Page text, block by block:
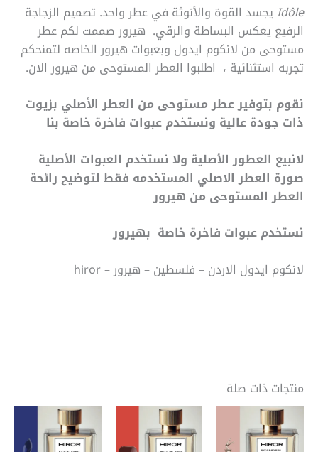
Idôleيجسد القوة والأنوثة في عطر واحد. تصميم الزجاجة
الرفيع يعكس البساطة والرقي. هيرور صممت لكم عطر
مستوحى من لانكوم ايدول وبعبوات هيرور الخاصه لتمنحكم
تجربه استثنائية ، اطلبوا العطر المستوحى من هيرور الان.
نقوم بتوفير عطر مستوحى من العطر الأصلي بزيوت
ذات جودة عالية ونستخدم عبوات فاخرة خاصة بنا
لانبيع العطور الأصلية ولا نستخدم العبوات الأصلية
صورة العطر الاصلي المستخدمه فقط لتوضيح رائحة
العطر المستوحى من هيرور
نستخدم عبوات فاخرة خاصة بهيرور
لانكوم ايدول الاردن – فلسطين – هيرور – hiror
منتجات ذات صلة
نطاق
السعر:
من
العديد
نطاق
السعر:
من
العديد
نطاق
السعر:
من